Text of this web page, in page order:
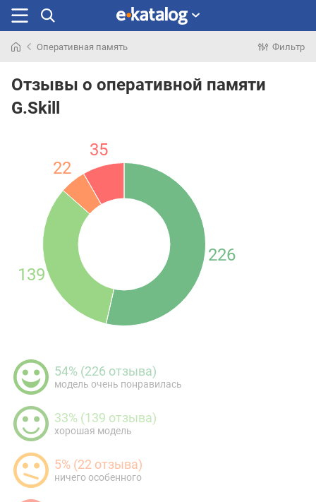
раньше
Оперативная память Фильтр
Отзывы о оперативной памяти
G.Skill
226
139
22
35
54% (226 отзыва)
модель очень понравилась
33% (139 отзыва)
хорошая модель
5% (22 отзыва)
ничего особенного